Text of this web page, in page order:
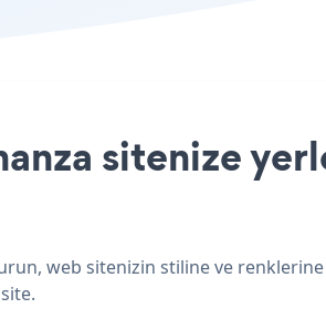
sitenize
web sitenizin stiline ve